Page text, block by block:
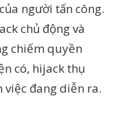
người tấn công.
chủ động và
chiếm quyền
có, hijack thụ
đang diễn ra.